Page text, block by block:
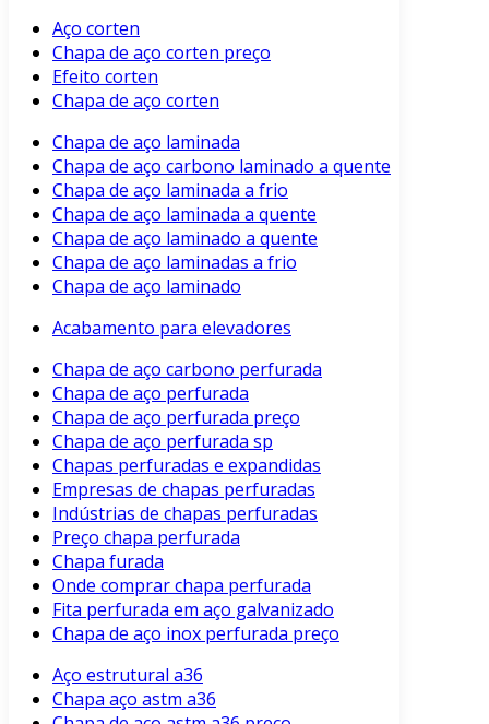
Aço corten
Chapa de aço corten preço
Efeito corten
Chapa de aço corten
Chapa de aço laminada
Chapa de aço carbono laminado a quente
Chapa de aço laminada a frio
Chapa de aço laminada a quente
Chapa de aço laminado a quente
Chapa de aço laminadas a frio
Chapa de aço laminado
Acabamento para elevadores
Chapa de aço carbono perfurada
Chapa de aço perfurada
Chapa de aço perfurada preço
Chapa de aço perfurada sp
Chapas perfuradas e expandidas
Empresas de chapas perfuradas
Indústrias de chapas perfuradas
Preço chapa perfurada
Chapa furada
Onde comprar chapa perfurada
Fita perfurada em aço galvanizado
Chapa de aço inox perfurada preço
Aço estrutural a36
Chapa aço astm a36